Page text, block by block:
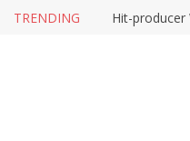
TRENDING Hit-producer